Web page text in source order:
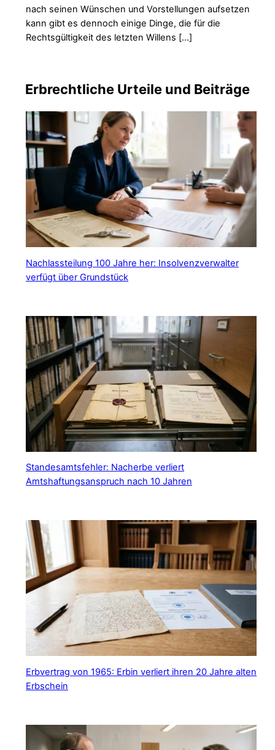
nach seinen Wünschen und Vorstellungen aufsetzen
kann gibt es dennoch einige Dinge, die für die
Rechtsgültigkeit des letzten Willens […]
Erbrechtliche Urteile und Beiträge
Nachlassteilung 100 Jahre her: Insolvenzverwalter
verfügt über Grundstück
Standesamtsfehler: Nacherbe verliert
Amtshaftungsanspruch nach 10 Jahren
Erbvertrag von 1965: Erbin verliert ihren 20 Jahre alten
Erbschein